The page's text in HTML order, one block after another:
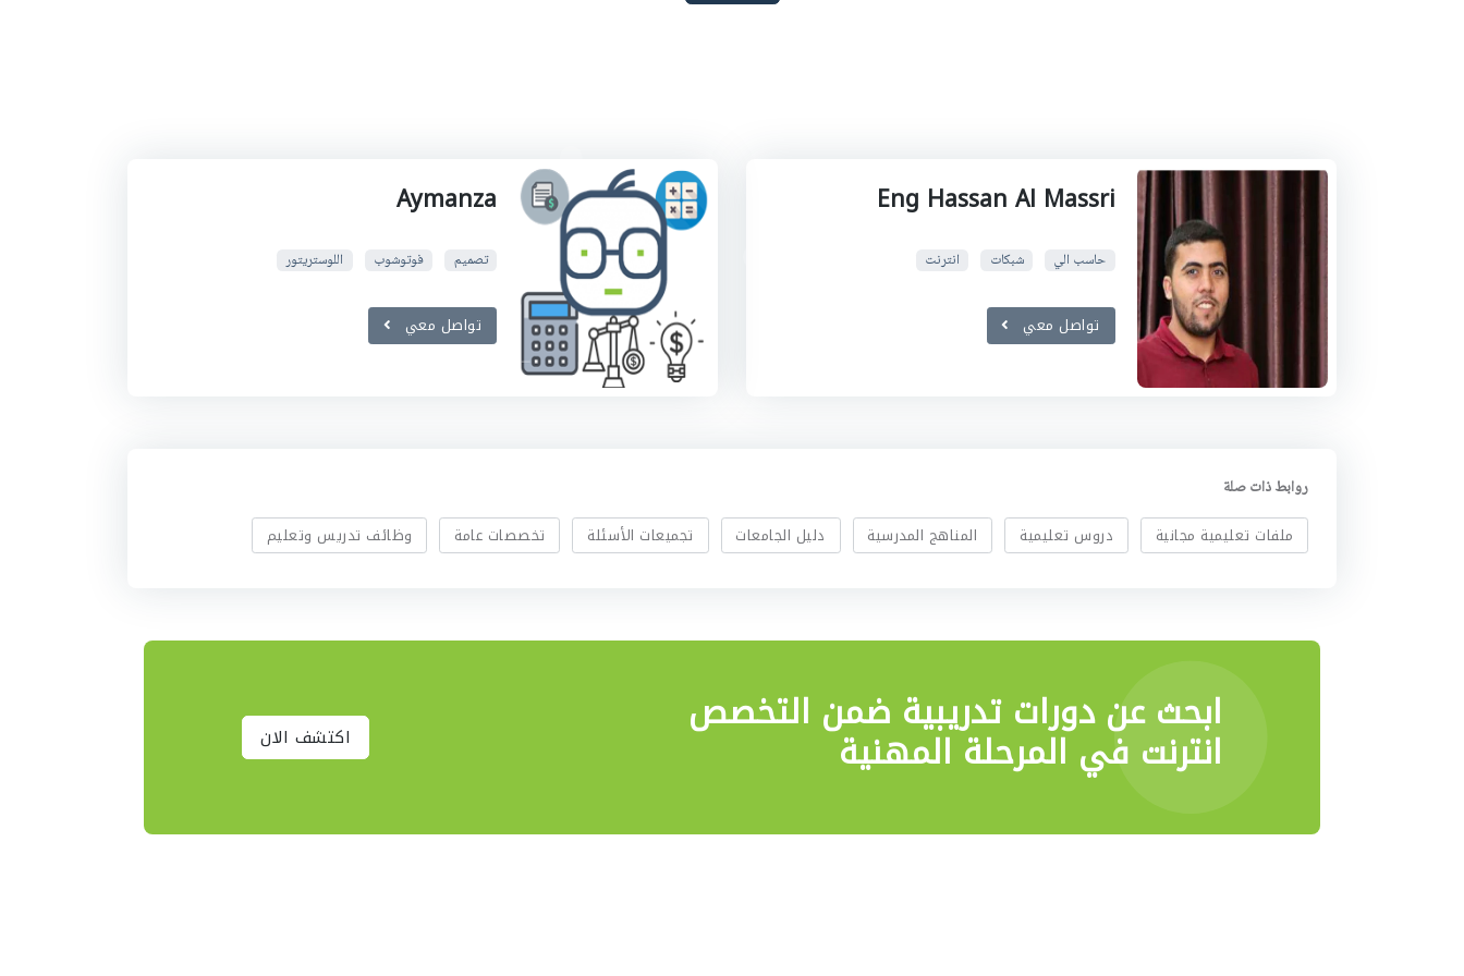
Eng Hassan Al Massri
حاسب الي شبكات انترنت
تواصل معي
Aymanza
تصميم فوتوشوب اللوستريتور
تواصل معي
روابط ذات صلة
ملفات تعليمية مجانية دروس تعليمية المناهج المدرسية دليل الجامعات تجميعات الأسئلة تخصصات عامة وظائف تدريس وتعليم
ابحث عن دورات تدريبية ضمن التخصص
انترنت في المرحلة المهنية اكتشف الان